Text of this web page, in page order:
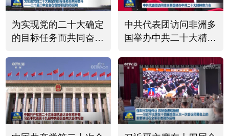
为实现党的二十大确定
的目标任务而共同奋斗
引起热烈反响
中共代表团访问非洲多
国举办中共二十大精神